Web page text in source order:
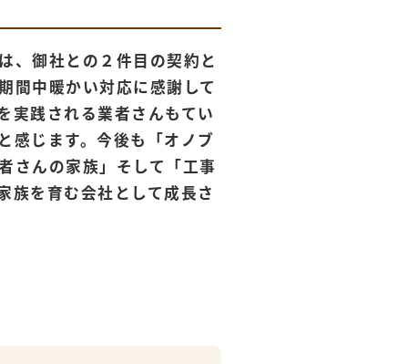
、御社との２件目の契約と
間中暖かい対応に感謝して
実践される業者さんもてい
感じます。今後も「オノブ
さんの家族」そして「工事
族を育む会社として成長さ